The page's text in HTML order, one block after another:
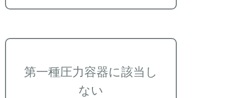
第一種圧力容器に該当し
ない